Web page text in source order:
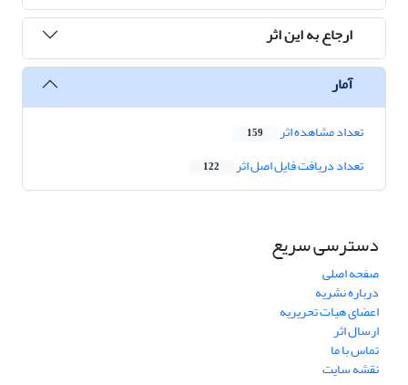
ارجاع به این اثر
آمار
تعداد مشاهده اثر 159
تعداد دریافت فایل اصل اثر 122
دسترسی سریع
صفحه اصلی
درباره نشریه
اعضای هیات تحریریه
ارسال اثر
تماس با ما
نقشه سایت